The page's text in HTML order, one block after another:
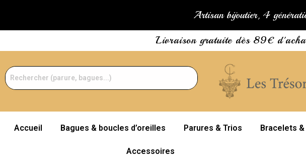
Artisan bijoutier, 4
Livraison gratuite dès 89€
Accueil Bagues & boucles d’oreilles Parures & Trios Bracelets
Accessoires